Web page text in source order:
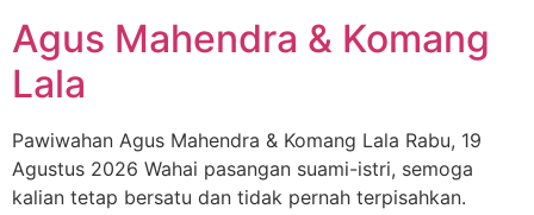
Agus Mahendra & Komang
Lala
Pawiwahan Agus Mahendra & Komang Lala Rabu, 19
Agustus 2026 Wahai pasangan suami-istri, semoga
kalian tetap bersatu dan tidak pernah terpisahkan.